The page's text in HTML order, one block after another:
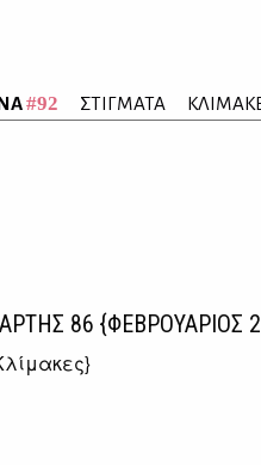
#92 ΣΤΙΓΜΑΤΑ
86 {ΦΕΒΡΟΥΑΡΙΟΣ
}